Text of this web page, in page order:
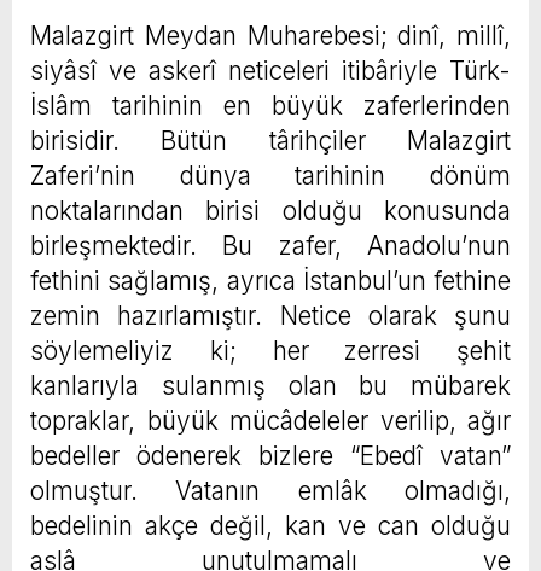
Malazgirt Meydan Muharebesi; dinî, millî,
siyâsî ve askerî neticeleri itibâriyle Türk-
İslâm tarihinin en büyük zaferlerinden
birisidir. Bütün târihçiler Malazgirt
Zaferi’nin dünya tarihinin dönüm
noktalarından birisi olduğu konusunda
birleşmektedir. Bu zafer, Anadolu’nun
fethini sağlamış, ayrıca İstanbul’un fethine
zemin hazırlamıştır. Netice olarak şunu
söylemeliyiz ki; her zerresi şehit
kanlarıyla sulanmış olan bu mübarek
topraklar, büyük mücâdeleler verilip, ağır
bedeller ödenerek bizlere “Ebedî vatan”
olmuştur. Vatanın emlâk olmadığı,
bedelinin akçe değil, kan ve can olduğu
aslâ unutulmamalı ve